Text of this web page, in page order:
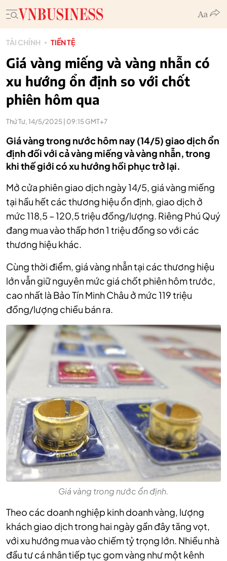
TÀI CHÍNH TIỀN TỆ
Giá vàng miếng và vàng nhẫn có
xu hướng ổn định so với chốt
phiên hôm qua
Thứ Tư, 14/5/2025 | 09:15 GMT+7
Giá vàng trong nước hôm nay (14/5) giao dịch ổn
định đối với cả vàng miếng và vàng nhẫn, trong
khi thế giới có xu hướng hồi phục trở lại.
Mở cửa phiên giao dịch ngày 14/5, giá vàng miếng
tại hầu hết các thương hiệu ổn định, giao dịch ở
mức 118,5 – 120,5 triệu đồng/lượng. Riêng Phú Quý
đang mua vào thấp hơn 1 triệu đồng so với các
thương hiệu khác.
Cùng thời điểm, giá vàng nhẫn tại các thương hiệu
lớn vẫn giữ nguyên mức giá chốt phiên hôm trước,
cao nhất là Bảo Tín Minh Châu ở mức 119 triệu
đồng/lượng chiều bán ra.
Giá vàng trong nước ổn định.
Theo các doanh nghiệp kinh doanh vàng, lượng
khách giao dịch trong hai ngày gần đây tăng vọt,
với xu hướng mua vào chiếm tỷ trọng lớn. Nhiều nhà
đầu tư cá nhân tiếp tục gom vàng như một kênh